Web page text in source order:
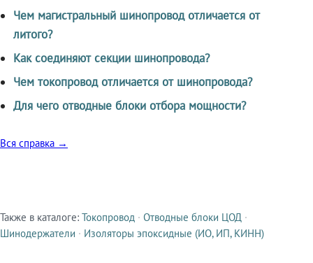
Чем магистральный шинопровод отличается от
литого?
Как соединяют секции шинопровода?
Чем токопровод отличается от шинопровода?
Для чего отводные блоки отбора мощности?
Вся справка →
Смежные продукты
Также в каталоге: Токопровод · Отводные блоки ЦОД ·
Шинодержатели · Изоляторы эпоксидные (ИО, ИП, КИНН)